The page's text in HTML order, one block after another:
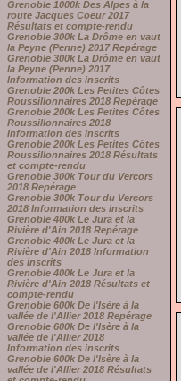
Grenoble 1000k Des Alpes à la
route Jacques Coeur 2017
Résultats et compte-rendu
Grenoble 300k La Drôme en vaut
la Peyne (Penne) 2017 Repérage
Grenoble 300k La Drôme en vaut
la Peyne (Penne) 2017
Information des inscrits
Grenoble 200k Les Petites Côtes
Roussillonnaires 2018 Repérage
Grenoble 200k Les Petites Côtes
Roussillonnaires 2018
Information des inscrits
Grenoble 200k Les Petites Côtes
Roussillonnaires 2018 Résultats
et compte-rendu
Grenoble 300k Tour du Vercors
2018 Repérage
Grenoble 300k Tour du Vercors
2018 Information des inscrits
Grenoble 400k Le Jura et la
Rivière d'Ain 2018 Repérage
Grenoble 400k Le Jura et la
Rivière d'Ain 2018 Information
des inscrits
Grenoble 400k Le Jura et la
Rivière d'Ain 2018 Résultats et
compte-rendu
Grenoble 600k De l'Isère à la
vallée de l'Allier 2018 Repérage
Grenoble 600k De l'Isère à la
vallée de l'Allier 2018
Information des inscrits
Grenoble 600k De l'Isère à la
vallée de l'Allier 2018 Résultats